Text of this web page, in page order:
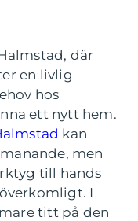
där
en livlig
hos
ett nytt hem.
kan
men
till hands
I
titt på den